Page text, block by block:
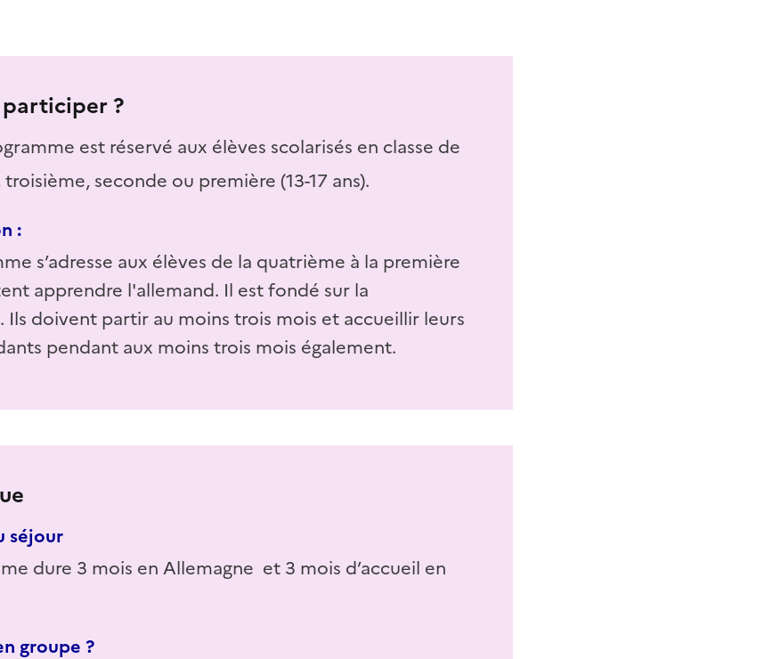
?
est réservé aux élèves scolarisés en classe de
seconde ou première (13-17 ans).
:
s’adresse aux élèves de la quatrième à la première
apprendre l'allemand. Il est fondé sur la
Ils doivent partir au moins trois mois et accueillir leurs
pendant aux moins trois mois également.
séjour
dure 3 mois en Allemagne et 3 mois d’accueil en
groupe ?